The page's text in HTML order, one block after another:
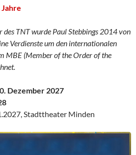
des TNT wurde Paul Stebbings 2014 von
Verdienste um den internationalen
MBE (Member of the Order of the
Dezember 2027
Stadttheater Minden